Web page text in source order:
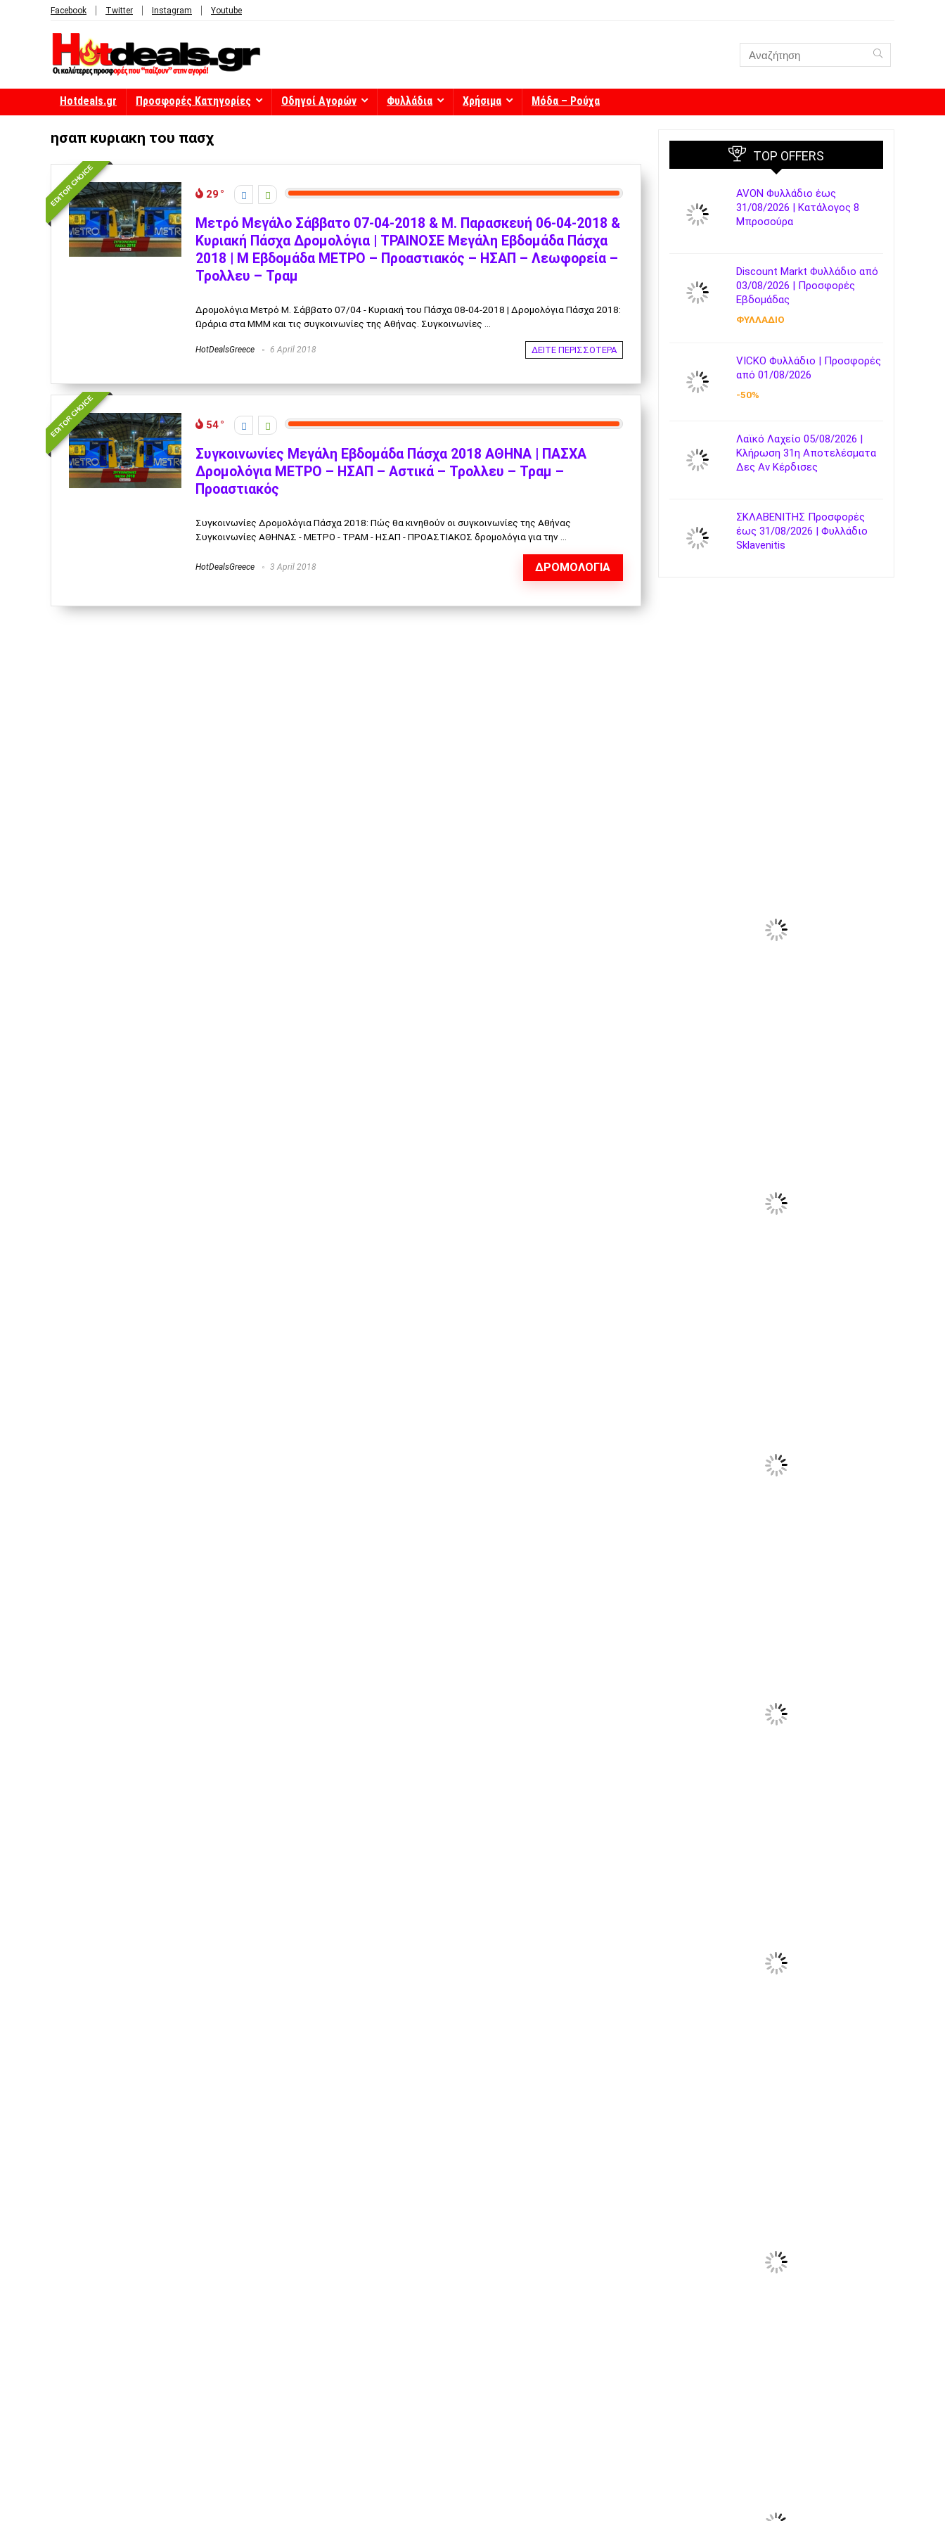
Facebook Twitter Instagram Youtube
Hotdeals.gr Προσφορές Κατηγορίες Οδηγοί Αγορών Φυλλάδια Χρήσιμα Μόδα – Ρούχα
ησαπ κυριακη του πασχ
EDITOR CHOICE 29
Μετρό Μεγάλο Σάββατο 07-04-2018 & Μ. Παρασκευή 06-04-2018 &
Κυριακή Πάσχα Δρομολόγια | ΤΡΑΙΝΟΣΕ Μεγάλη Εβδομάδα Πάσχα
2018 | Μ Εβδομάδα ΜΕΤΡΟ – Προαστιακός – ΗΣΑΠ – Λεωφορεία –
Τρολλευ – Τραμ
Δρομολόγια Μετρό Μ. Σάββατο 07/04 - Κυριακή του Πάσχα 08-04-2018 | Δρομολόγια Πάσχα 2018:
Ωράρια στα ΜΜΜ και τις συγκοινωνίες της Αθήνας. Συγκοινωνίες ...
HotDealsGreece 6 April 2018 ΔΕΙΤΕ ΠΕΡΙΣΣΟΤΕΡΑ
EDITOR CHOICE 54
Συγκοινωνίες Μεγάλη Εβδομάδα Πάσχα 2018 ΑΘΗΝΑ | ΠΑΣΧΑ
Δρομολόγια ΜΕΤΡΟ – ΗΣΑΠ – Αστικά – Τρολλευ – Τραμ –
Προαστιακός
Συγκοινωνίες Δρομολόγια Πάσχα 2018: Πώς θα κινηθούν οι συγκοινωνίες της Αθήνας
Συγκοινωνίες ΑΘΗΝΑΣ - ΜΕΤΡΟ - ΤΡΑΜ - ΗΣΑΠ - ΠΡΟΑΣΤΙΑΚΟΣ δρομολόγια για την ...
HotDealsGreece 3 April 2018 ΔΡΟΜΟΛΟΓΙΑ
TOP OFFERS
AVON Φυλλάδιο έως
31/08/2026 | Κατάλογος 8
Μπροσούρα
Discount Markt Φυλλάδιο από
03/08/2026 | Προσφορές
Εβδομάδας
ΦΥΛΛΑΔΙΟ
VICKO Φυλλάδιο | Προσφορές
από 01/08/2026
-50%
Λαϊκό Λαχείο 05/08/2026 |
Κλήρωση 31η Αποτελέσματα
Δες Αν Κέρδισες
ΣΚΛΑΒΕΝΙΤΗΣ Προσφορές
έως 31/08/2026 | Φυλλάδιο
Sklavenitis